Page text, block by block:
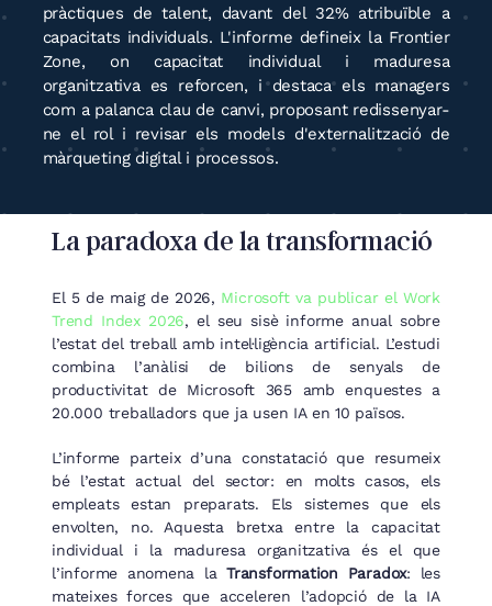
pràctiques de talent, davant del 32% atribuïble a
capacitats individuals. L'informe defineix la Frontier
Zone, on capacitat individual i maduresa
organitzativa es reforcen, i destaca els managers
com a palanca clau de canvi, proposant redissenyar-
ne el rol i revisar els models d'externalització de
màrqueting digital i processos.
La paradoxa de la transformació
El 5 de maig de 2026, Microsoft va publicar el Work
Trend Index 2026, el seu sisè informe anual sobre
l’estat del treball amb intel·ligència artificial. L’estudi
combina l’anàlisi de bilions de senyals de
productivitat de Microsoft 365 amb enquestes a
20.000 treballadors que ja usen IA en 10 països.
L’informe parteix d’una constatació que resumeix
bé l’estat actual del sector: en molts casos, els
empleats estan preparats. Els sistemes que els
envolten, no. Aquesta bretxa entre la capacitat
individual i la maduresa organitzativa és el que
l’informe anomena laTransformation Paradox: les
mateixes forces que acceleren l’adopció de la IA